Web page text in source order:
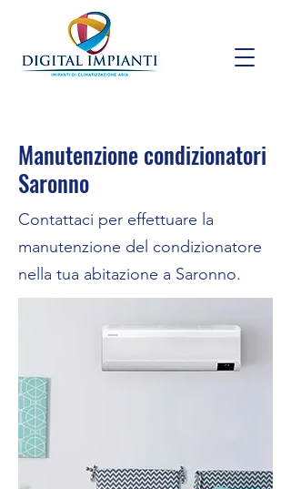
Manutenzione condizionatori
Saronno
Contattaci per effettuare la
manutenzione del condizionatore
nella tua abitazione a Saronno.